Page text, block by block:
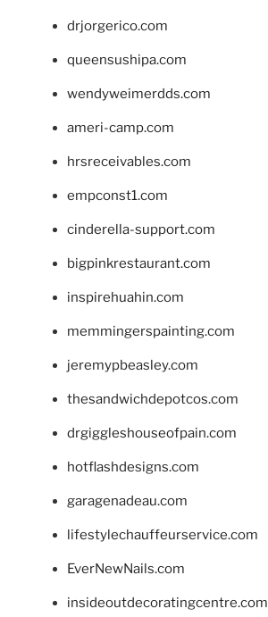
drjorgerico.com
queensushipa.com
wendyweimerdds.com
ameri-camp.com
hrsreceivables.com
empconst1.com
cinderella-support.com
bigpinkrestaurant.com
inspirehuahin.com
memmingerspainting.com
jeremypbeasley.com
thesandwichdepotcos.com
drgiggleshouseofpain.com
hotflashdesigns.com
garagenadeau.com
lifestylechauffeurservice.com
EverNewNails.com
insideoutdecoratingcentre.com